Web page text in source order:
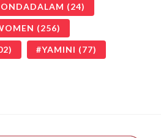
(24)
(256)
YAMINI (77)